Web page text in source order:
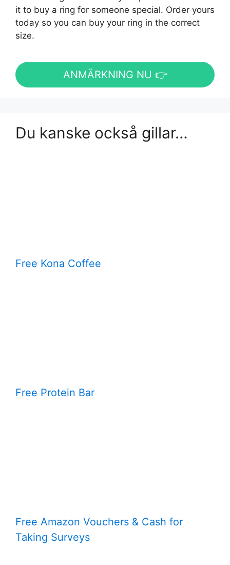
it to buy a ring for someone special. Order yours
today so you can buy your ring in the correct
size.
ANMÄRKNING NU 👉
Du kanske också gillar…
Free Kona Coffee
Free Protein Bar
Free Amazon Vouchers & Cash for
Taking Surveys